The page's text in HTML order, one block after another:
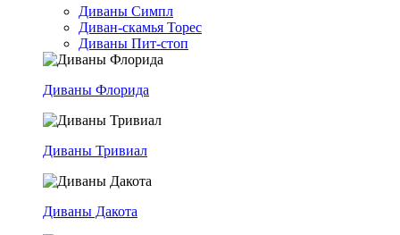
Диваны Симпл
Диван-скамья Торес
Диваны Пит-стоп
Диваны Флорида
Диваны Тривиал
Диваны Дакота